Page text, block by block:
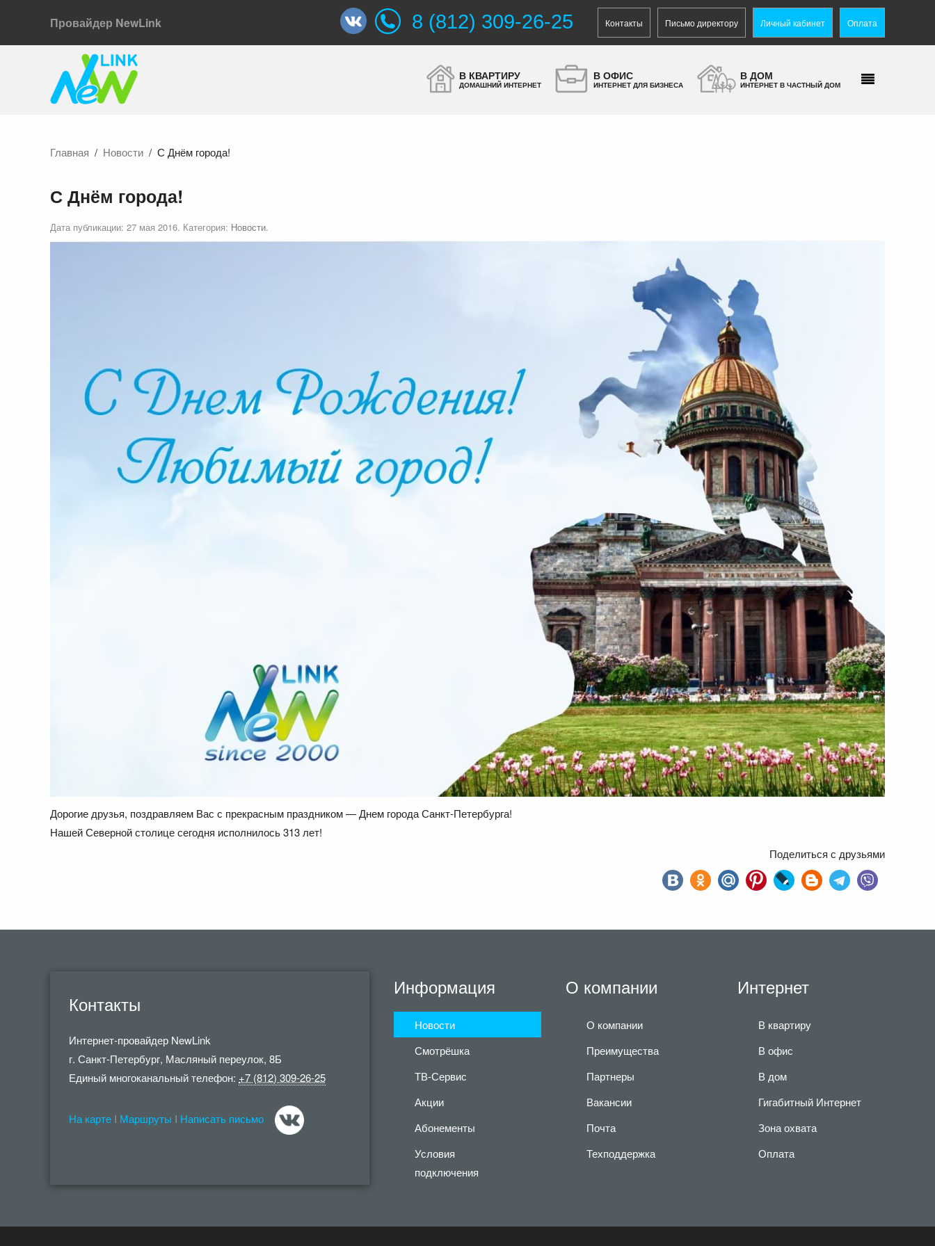
Провайдер NewLink Контакты Письмо директору Личный кабинет Оплата
8 (812) 309-26-25
В КВАРТИРУ
ДОМАШНИЙ ИНТЕРНЕТ
В ОФИС
ИНТЕРНЕТ ДЛЯ БИЗНЕСА
В ДОМ
ИНТЕРНЕТ В ЧАСТНЫЙ ДОМ
Главная Новости С Днём города!
С Днём города!
Дата публикации: 27 мая 2016. Категория: Новости.
Дорогие друзья, поздравляем Вас с прекрасным праздником — Днем города Санкт-Петербурга!
Нашей Северной столице сегодня исполнилось 313 лет!
Поделиться с друзьями
Контакты
Интернет-провайдер NewLink
г. Санкт-Петербург, Масляный переулок, 8Б
Единый многоканальный телефон: +7 (812) 309-26-25
На карте I Маршруты I Написать письмо
Информация
Новости
Смотрёшка
ТВ-Сервис
Акции
Абонементы
Условия
подключения
О компании
О компании
Преимущества
Партнеры
Вакансии
Почта
Техподдержка
Интернет
В квартиру
В офис
В дом
Гигабитный Интернет
Зона охвата
Оплата